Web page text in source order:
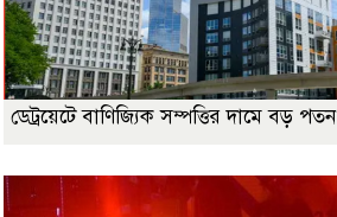
ডেট্রয়েটে বাণিজ্যিক সম্পত্তির দামে বড় পতন